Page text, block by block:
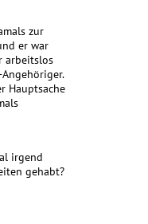
zur
er war
arbeitslos
Hauptsache
irgend
gehabt?